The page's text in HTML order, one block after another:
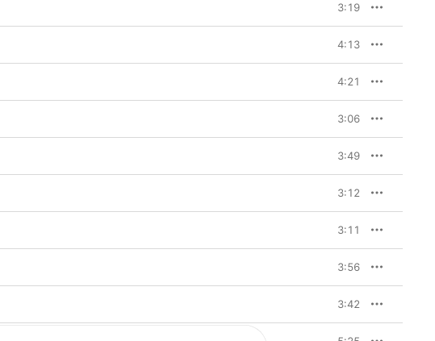
3:19
4:13
4:21
3:06
3:49
3:12
3:11
3:56
3:42